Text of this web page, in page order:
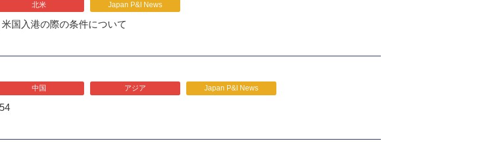
北米 Japan P&I News
国入港の際の条件について
中国 アジア Japan P&I News